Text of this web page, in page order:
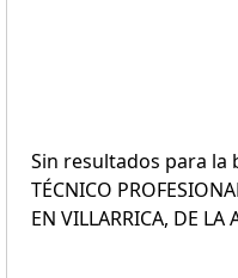
Sin resultados para la
TÉCNICO
EN VILLARRICA, DE LA